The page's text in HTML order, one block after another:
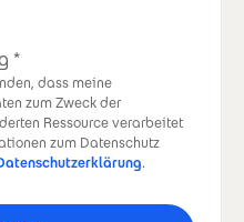
dass meine
zum Zweck der
Ressource verarbeitet
zum Datenschutz
.